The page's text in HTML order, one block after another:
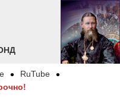
RuTube